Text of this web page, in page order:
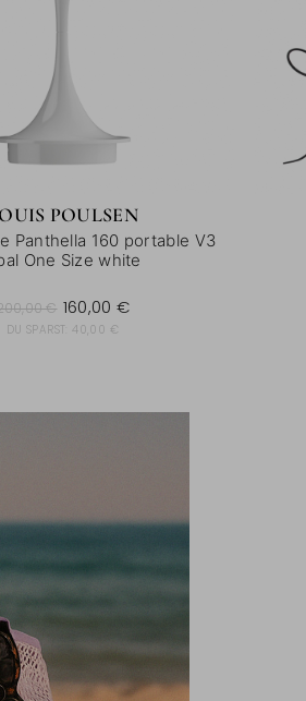
POULSEN
Panthella 160 portable V3
One Size white
€ 160,00 €
DU SPARST:40,00 €